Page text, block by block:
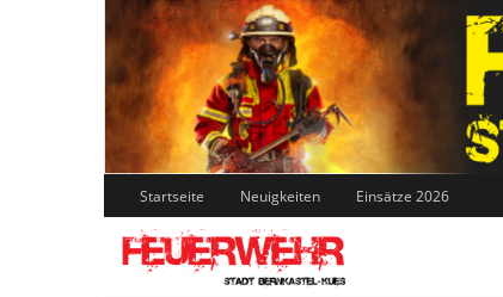
Skip
to
content
Startseite Neuigkeiten Einsätze 2026